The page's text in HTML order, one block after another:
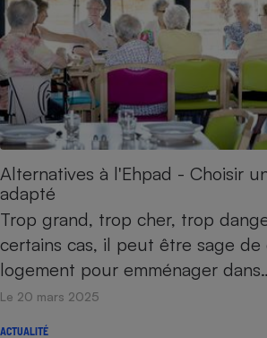
Alternatives à l'Ehpad - Choisir
adapté
Trop grand, trop cher, trop
certains cas, il peut être sage
logement pour emménager
Le 20 mars 2025
ACTUALITÉ